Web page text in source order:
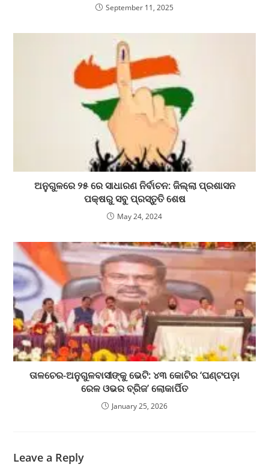
September 11, 2025
ଅନୁଗୁଳରେ ୨୫ ରେ ସାଧାରଣ ନିର୍ବାଚନ: ଜିଲ୍ଲା ପ୍ରଶାସନ
ପକ୍ଷରୁ ସବୁ ପ୍ରସ୍ତୁତି ଶେଷ
May 24, 2024
ତାଳଚେର-ଅନୁଗୁଳବାସୀଙ୍କୁ ଭେଟି: ୪୩ କୋଟିର ‘ଘଣ୍ଟପଡ଼ା
ରେଳ ଓଭର ବ୍ରିଜ’ ଲୋକାର୍ପିତ
January 25, 2026
Leave a Reply